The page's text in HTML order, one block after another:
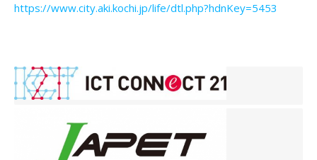
https://www.city.aki.kochi.jp/life/dtl.php?hdnKey=5453